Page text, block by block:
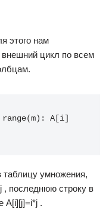
этого нам
цикл по всем
A[i]
таблицу умножения,
, последнюю строку в
A[i][j]=i*j .